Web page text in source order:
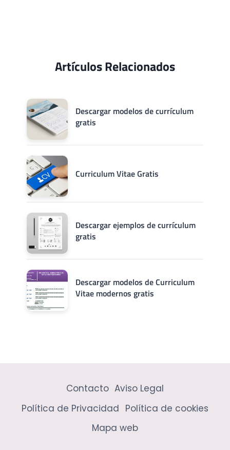
Artículos Relacionados
Descargar modelos de currículum
gratis
Curriculum Vitae Gratis
Descargar ejemplos de currículum
gratis
Descargar modelos de Curriculum
Vitae modernos gratis
Contacto Aviso Legal
Política de Privacidad Política de cookies
Mapa web